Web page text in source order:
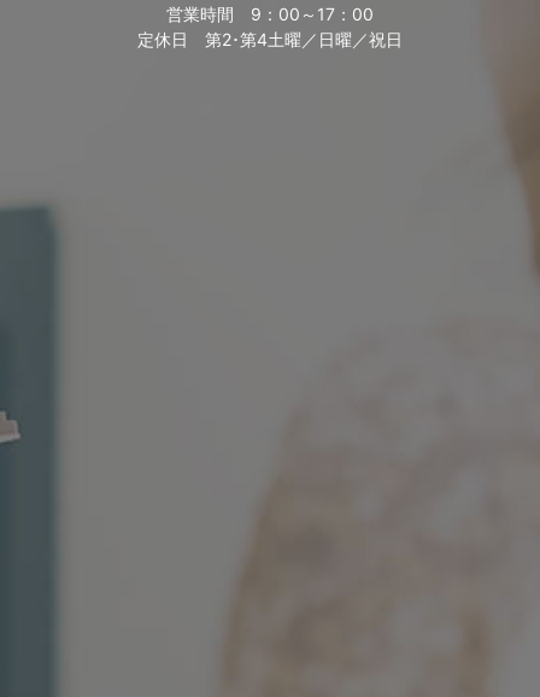
営業時間 9：00～17：00
定休日 第2･第4土曜／日曜／祝日